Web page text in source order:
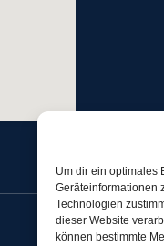
Um dir ein optimales
Geräteinformationen
Technologien
dieser Website
können bestimmte